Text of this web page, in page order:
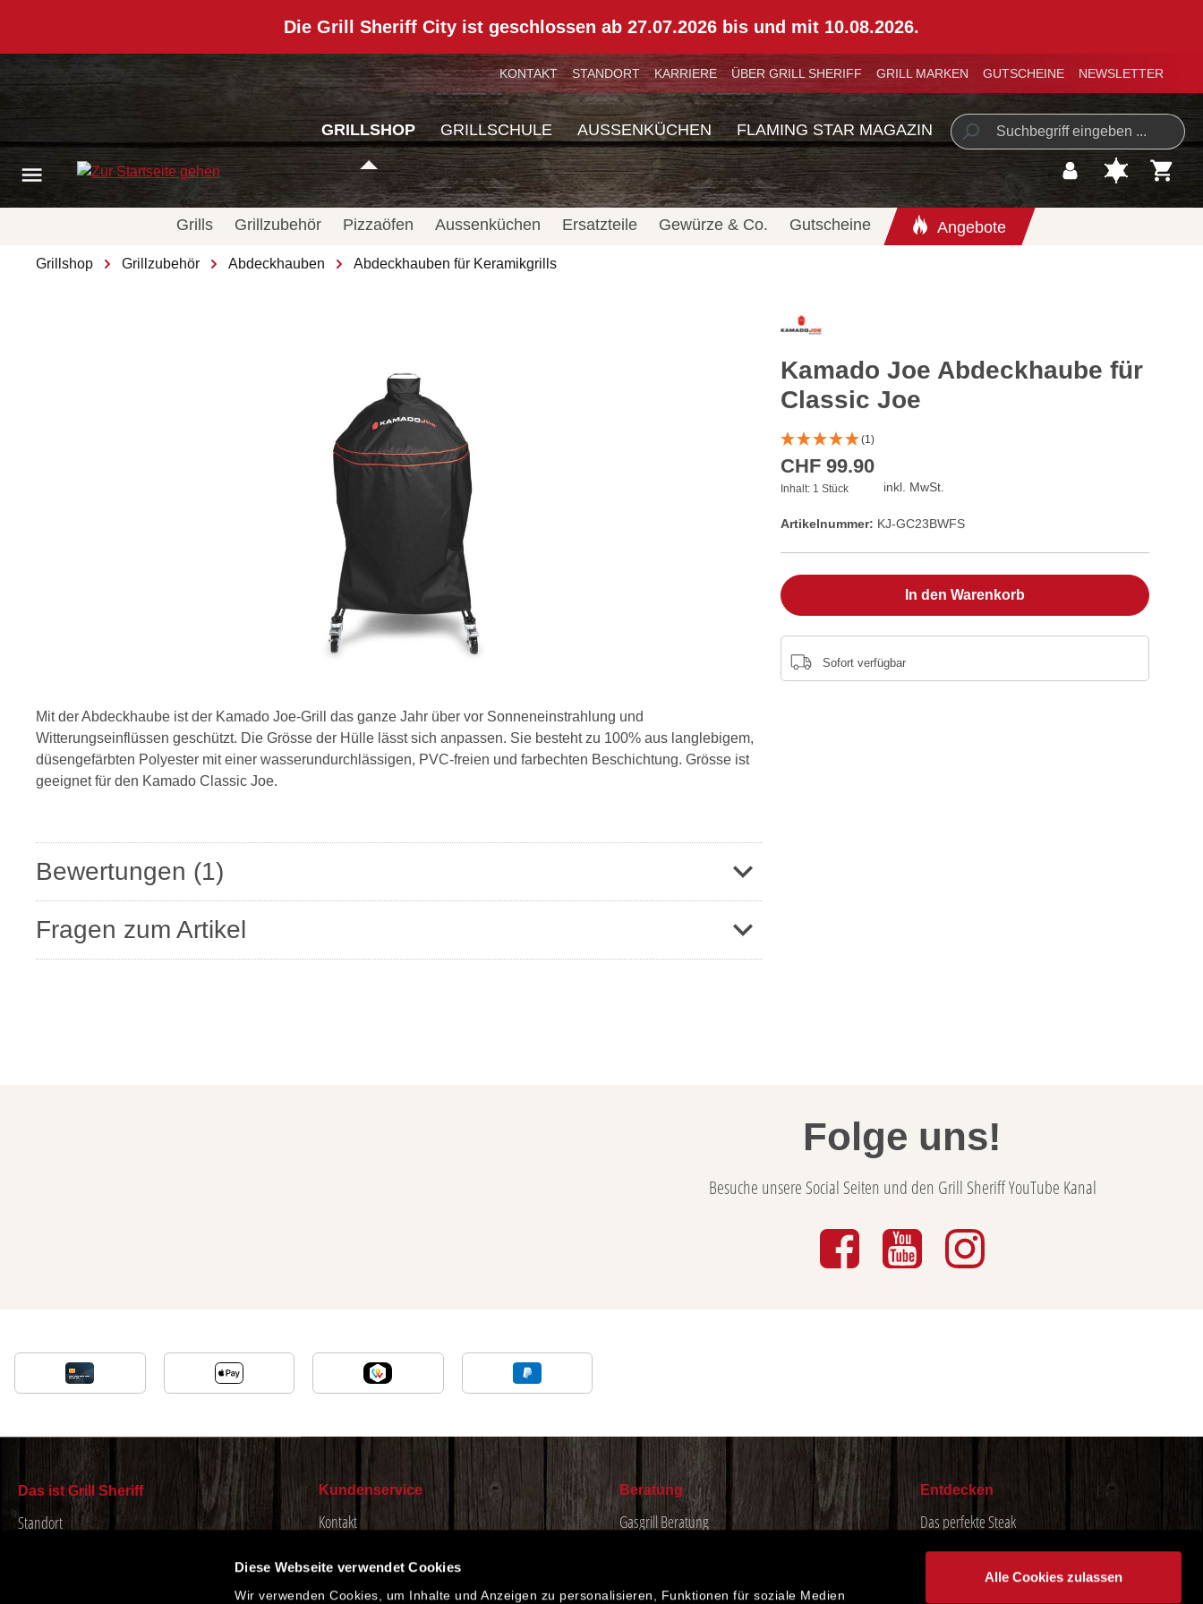
Diese Webseite verwendet Cookies
Wir verwenden Cookies, um Inhalte und Anzeigen zu personalisieren, Funktionen für soziale Medien
Alle Cookies zulassen
Wir machen eine kurze Sommer-Pause!
Die Grill Sheriff City ist geschlossen ab 27.07.2026 bis und mit 10.08.2026.
KONTAKT STANDORT KARRIERE ÜBER GRILL SHERIFF GRILL MARKEN GUTSCHEINE NEWSLETTER
GRILLSHOP GRILLSCHULE AUSSENKÜCHEN FLAMING STAR MAGAZIN
Grills Grillzubehör Pizzaöfen Aussenküchen Ersatzteile Gewürze & Co. Gutscheine Angebote
Grillshop Grillzubehör Abdeckhauben Abdeckhauben für Keramikgrills
Kamado Joe Abdeckhaube für
Classic Joe
(1)
CHF 99.90
Inhalt: 1 Stück inkl. MwSt.
Artikelnummer: KJ-GC23BWFS
In den Warenkorb
Sofort verfügbar
Mit der Abdeckhaube ist der Kamado Joe-Grill das ganze Jahr über vor Sonneneinstrahlung und
Witterungseinflüssen geschützt. Die Grösse der Hülle lässt sich anpassen. Sie besteht zu 100% aus langlebigem,
düsengefärbten Polyester mit einer wasserundurchlässigen, PVC-freien und farbechten Beschichtung. Grösse ist
geeignet für den Kamado Classic Joe.
Bewertungen (1)
Fragen zum Artikel
Folge uns!
Besuche unsere Social Seiten und den Grill Sheriff YouTube Kanal
Das ist Grill Sheriff
Standort
Kundenservice
Kontakt
Reklamation
Beratung
Gasgrill Beratung
Entdecken
Das perfekte Steak
Konnected Joe
Cactus Express